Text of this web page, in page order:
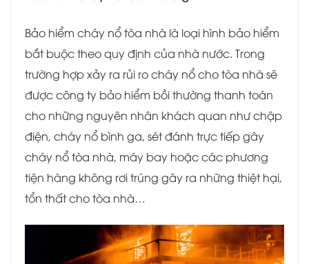
Bảo hiểm cháy nổ tòa nhà là loại hình bảo hiểm
bắt buộc theo quy định của nhà nước. Trong
trường hợp xảy ra rủi ro cháy nổ cho tòa nhà sẽ
được công ty bảo hiểm bồi thường thanh toán
cho những nguyên nhân khách quan như chập
điện, cháy nổ bình ga, sét đánh trực tiếp gây
cháy nổ tòa nhà, máy bay hoặc các phương
tiện hàng không rơi trúng gây ra những thiệt hại,
tổn thất cho tòa nhà…